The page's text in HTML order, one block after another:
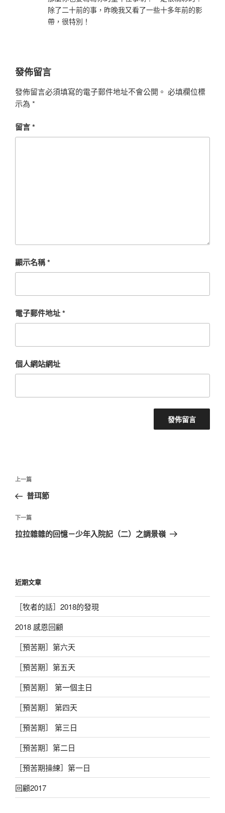
除了二十前的事，昨晚我又看了一些十多年前的影
帶，很特別！
發佈留言
發佈留言必須填寫的電子郵件地址不會公開。 必填欄位標
示為 *
留言*
顯示名稱*
電子郵件地址*
個人網站網址
文
導
覽
上
一
文
章
上一篇
普珥節
下
一
下一篇
拉拉雜雜的回憶－少年入院記（二）之調景嶺
近期文章
［牧者的話］2018的發現
2018 感恩回顧
［預苦期］第六天
［預苦期］第五天
［預苦期］ 第一個主日
［預苦期］ 第四天
［預苦期］ 第三日
［預苦期］第二日
［預苦期操練］第一日
回顧2017